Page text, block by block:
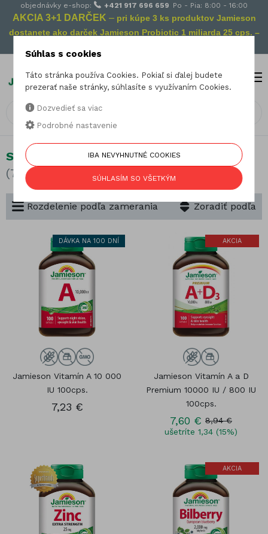
objednávky e-shop: +421 917 696 659 Po - Pia: 8:00 - 16:00
AKCIA 3+1 DARČEK – pri kúpe 3 ks produktov Jamieson
dostanete ako darček Jamieson Probiotic 1 miliarda 25 cps. –
0
Starostlivosť o oči
(7 produktov)
Zoradiť podľa
Rozdelenie podľa zamerania
DÁVKA NA 100 DNÍ
Jamieson Vitamín A 10 000
IU 100cps.
7,23 €
AKCIA
Jamieson Vitamín A a D
Premium 10000 IU / 800 IU
100cps.
7,60 € 8,94 €
ušetríte 1,34 (15%)
AKCIA
Súhlas s cookies
Táto stránka používa Cookies. Pokiaľ si ďalej budete
prezerať naše stránky, súhlasíte s využívaním Cookies.
Dozvedieť sa viac
Podrobné nastavenie
IBA NEVYHNUTNÉ COOKIES
SÚHLASÍM SO VŠETKÝM